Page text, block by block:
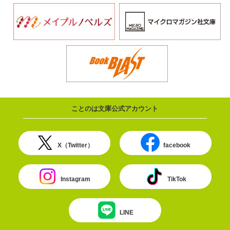
ことのは文庫公式アカウント
X（Twitter） facebook
Instagram TikTok
LINE